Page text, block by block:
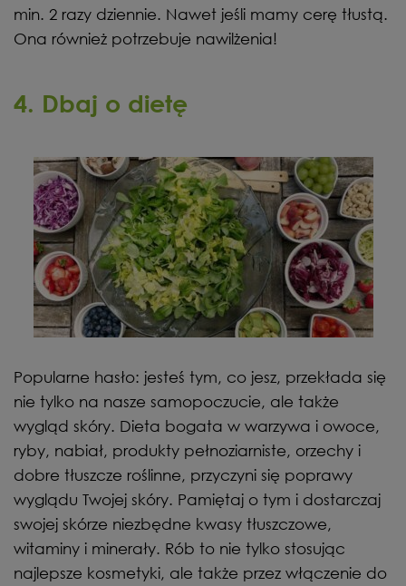
min. 2 razy dziennie. Nawet jeśli mamy cerę tłustą.
Ona również potrzebuje nawilżenia!
4. Dbaj o dietę
Popularne hasło: jesteś tym, co jesz, przekłada się
nie tylko na nasze samopoczucie, ale także
wygląd skóry. Dieta bogata w warzywa i owoce,
ryby, nabiał, produkty pełnoziarniste, orzechy i
dobre tłuszcze roślinne, przyczyni się poprawy
wyglądu Twojej skóry. Pamiętaj o tym i dostarczaj
swojej skórze niezbędne kwasy tłuszczowe,
witaminy i minerały. Rób to nie tylko stosując
najlepsze kosmetyki, ale także przez włączenie do